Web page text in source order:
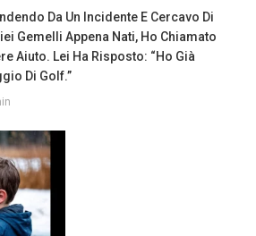
Da Un Incidente E Cercavo Di
Gemelli Appena Nati, Ho Chiamato
Aiuto. Lei Ha Risposto: “Ho Già
Di Golf.”